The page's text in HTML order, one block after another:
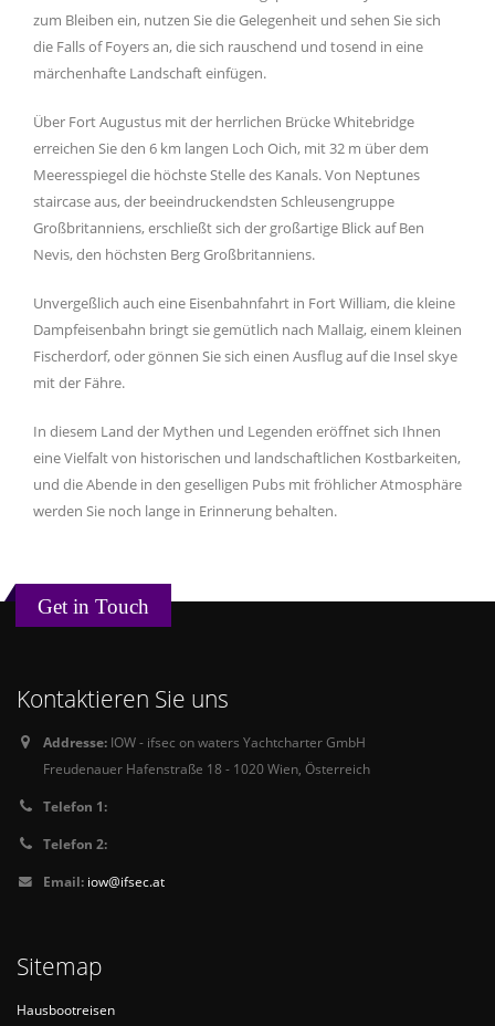
zum Bleiben ein, nutzen Sie die Gelegenheit und sehen Sie sich
die Falls of Foyers an, die sich rauschend und tosend in eine
märchenhafte Landschaft einfügen.
Über Fort Augustus mit der herrlichen Brücke Whitebridge
erreichen Sie den 6 km langen Loch Oich, mit 32 m über dem
Meeresspiegel die höchste Stelle des Kanals. Von Neptunes
staircase aus, der beeindruckendsten Schleusengruppe
Großbritanniens, erschließt sich der großartige Blick auf Ben
Nevis, den höchsten Berg Großbritanniens.
Unvergeßlich auch eine Eisenbahnfahrt in Fort William, die kleine
Dampfeisenbahn bringt sie gemütlich nach Mallaig, einem kleinen
Fischerdorf, oder gönnen Sie sich einen Ausflug auf die Insel skye
mit der Fähre.
In diesem Land der Mythen und Legenden eröffnet sich Ihnen
eine Vielfalt von historischen und landschaftlichen Kostbarkeiten,
und die Abende in den geselligen Pubs mit fröhlicher Atmosphäre
werden Sie noch lange in Erinnerung behalten.
Get in Touch
Kontaktieren Sie uns
Addresse: IOW - ifsec on waters Yachtcharter GmbH
Freudenauer Hafenstraße 18 - 1020 Wien, Österreich
Telefon 1:
Telefon 2:
Email: iow@ifsec.at
Sitemap
Hausbootreisen